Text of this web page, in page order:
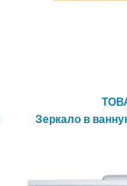
Зеркало в